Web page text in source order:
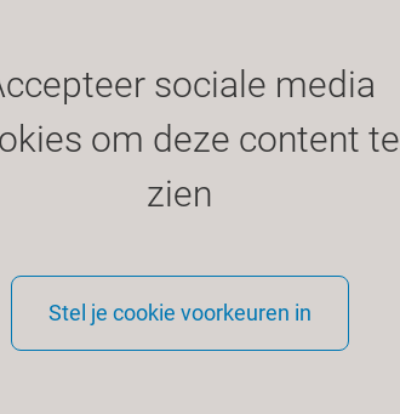
sociale media
om deze content te
zien
Stel je cookie voorkeuren in